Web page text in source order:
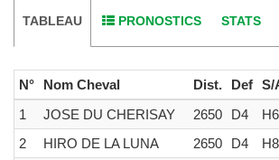
TABLEAU PRONOSTICS STATS
N° Nom Cheval Dist. Def S/
1
JOSE DU CHERISAY 2650 D4 H6
2
HIRO DE LA LUNA 2650 D4 H8